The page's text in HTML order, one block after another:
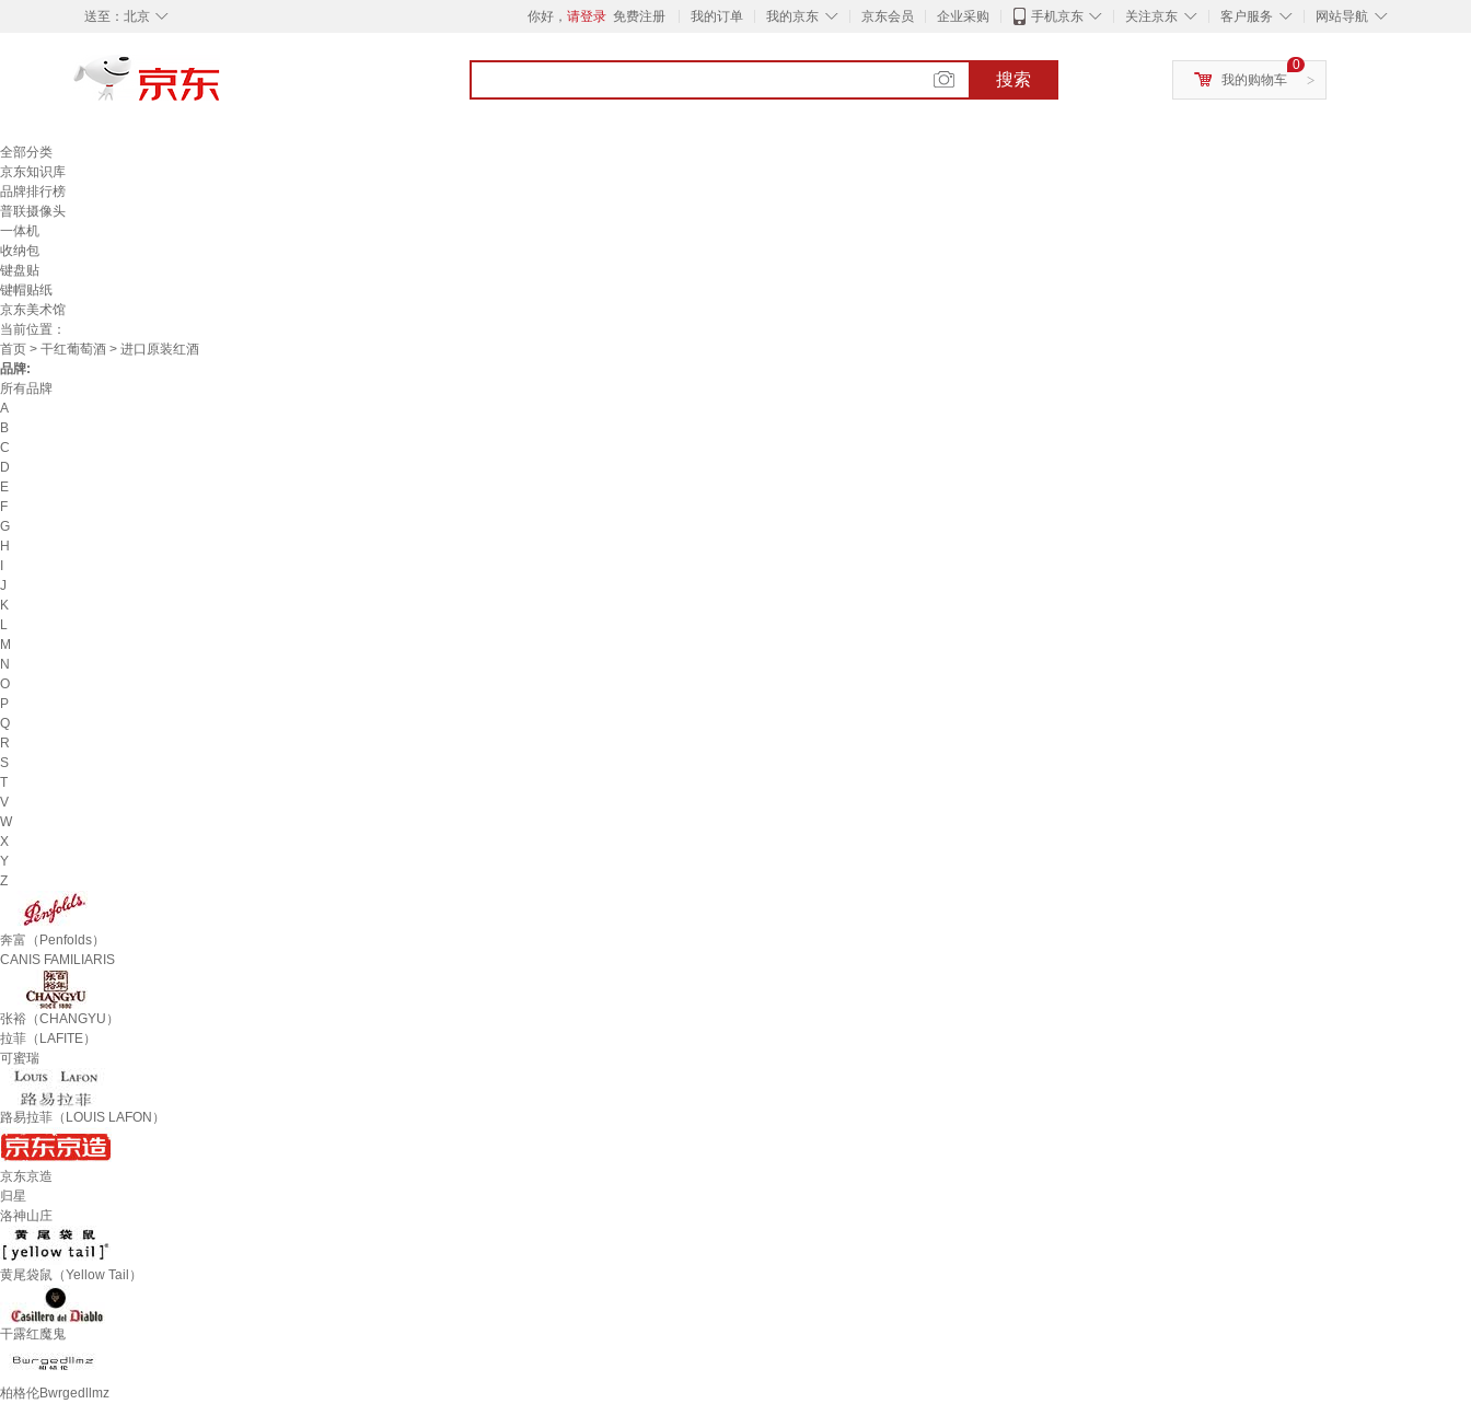
◇
送至： 北京 你好， 请登录 免费注册 我的订单 ◇
我的京东 京东会员 企业采购 ◇
手机京东 ◇
关注京东 ◇
客户服务 ◇
网站导航
搜索 >
0
我的购物车
全部分类
京东知识库
品牌排行榜
普联摄像头
一体机
收纳包
键盘贴
键帽贴纸
京东美术馆
当前位置：
首页 > 干红葡萄酒 > 进口原装红酒
品牌:
所有品牌
A
B
C
D
E
F
G
H
J
K
L
M
N
O
P
Q
R
S
T
V
W
X
Y
Z
奔富（Penfolds）
CANIS FAMILIARIS
张裕（CHANGYU）
拉菲（LAFITE）
可蜜瑞
路易拉菲（LOUIS LAFON）
京东京造
归星
洛神山庄
黄尾袋鼠（Yellow Tail）
干露红魔鬼
柏格伦Bwrgedllmz